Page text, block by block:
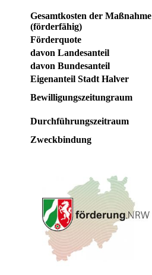
Gesamtkosten der Maßnahme
(förderfähig)
Förderquote
davon Landesanteil
davon Bundesanteil
Eigenanteil Stadt Halver
Bewilligungszeitungraum
Durchführungszeitraum
Zweckbindung